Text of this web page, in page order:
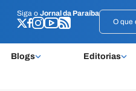
Siga o Jornal da Paraíba
Blogs Editorias
Siga o Jornal da Paraíba